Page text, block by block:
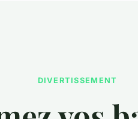
DIVERTISSEMENT